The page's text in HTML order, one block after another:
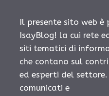
Il presente sito web
IsayBlog! la cui rete
siti tematici di
che contano sul
ed esperti del
comunicati e